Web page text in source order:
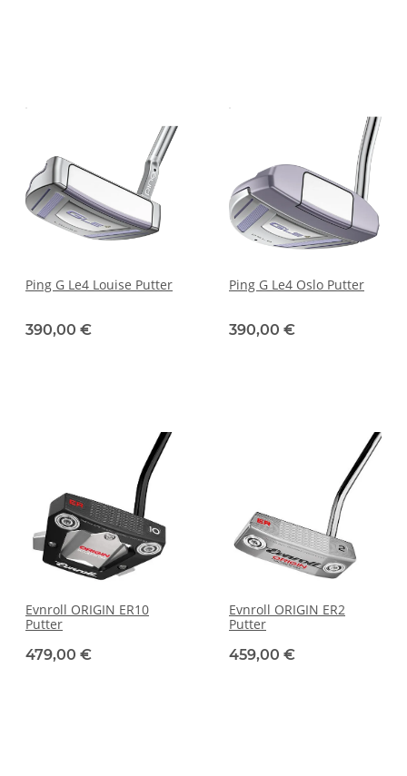
Ping G Le4 Louise Putter
390,00 €
Ping G Le4 Oslo Putter
390,00 €
Evnroll ORIGIN ER10
Putter
479,00 €
Evnroll ORIGIN ER2
Putter
459,00 €